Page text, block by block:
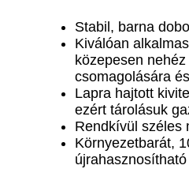
Stabil, barna
Kiválóan
közepesen
csomagolására
Lapra hajtott
ezért tárolásuk
Rendkívül széles
Környezetbarát,
újrahasznosítható